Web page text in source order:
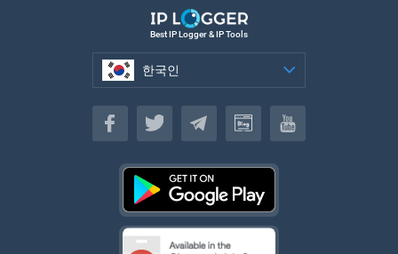
Best IP Logger & IP Tools
한국인
한국인